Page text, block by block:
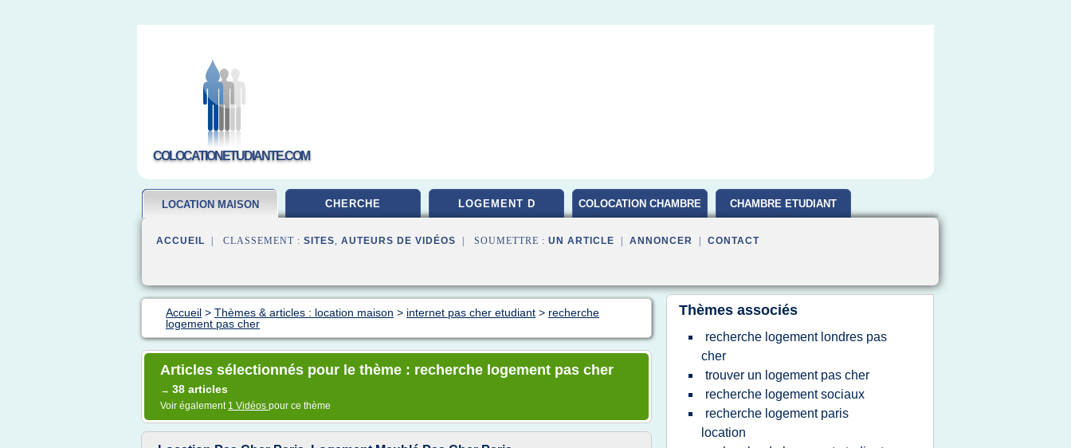
COLOCATIONETUDIANTE.COM
LOCATION MAISON CHERCHE LOGEMENT D COLOCATION CHAMBRE CHAMBRE ETUDIANT
ACCUEIL | CLASSEMENT : SITES, AUTEURS DE VIDÉOS | SOUMETTRE : UN ARTICLE ANNONCER CONTACT
Accueil > Thèmes & articles : location maison > internet pas cher etudiant > recherche
logement pas cher
Articles sélectionnés pour le thème : recherche logement pas cher
→ 38 articles
Voir également 1 Vidéos pour ce thème
Thèmes associés
recherche logement londres pas
cher
trouver un logement pas cher
recherche logement sociaux
recherche logement paris
location